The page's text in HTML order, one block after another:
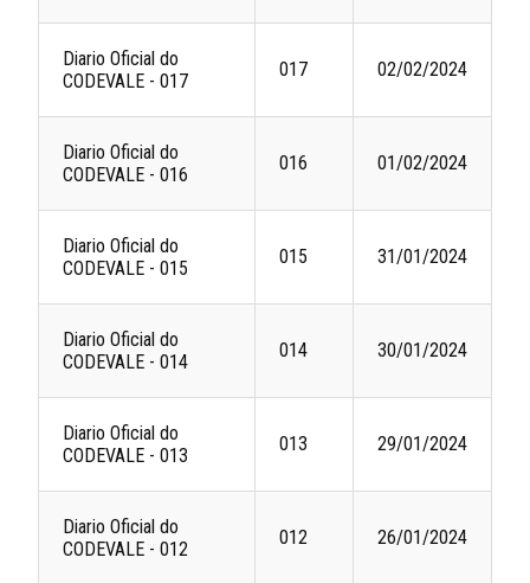
Diario Oficial do
CODEVALE - 017
017 02/02/2024
Diario Oficial do
CODEVALE - 016
016 01/02/2024
Diario Oficial do
CODEVALE - 015
015 31/01/2024
Diario Oficial do
CODEVALE - 014
014 30/01/2024
Diario Oficial do
CODEVALE - 013
013 29/01/2024
Diario Oficial do
CODEVALE - 012
012 26/01/2024